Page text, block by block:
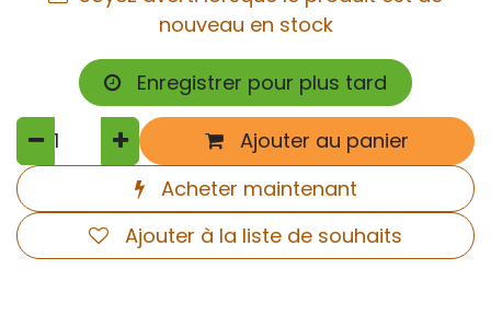
nouveau en stock
Enregistrer pour plus tard
Ajouter au panier
Acheter maintenant
Ajouter à la liste de souhaits